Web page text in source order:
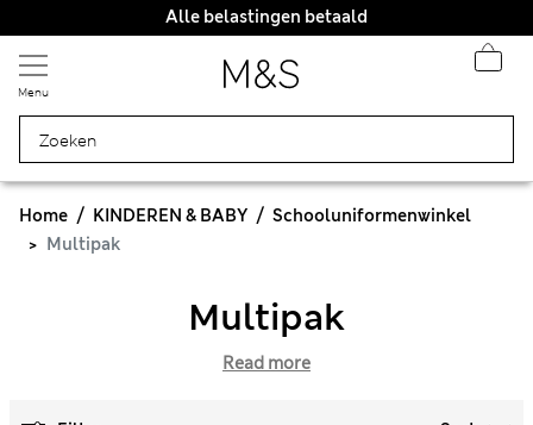
Alle belastingen betaald
Menu
Home KINDEREN & BABY
Schooluniformenwinkel
Multipak
Multipak
Read more